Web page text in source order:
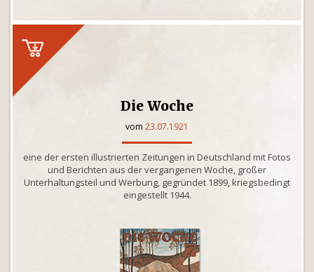
Die Woche
vom 23.07.1921
eine der ersten illustrierten Zeitungen in Deutschland mit Fotos
und Berichten aus der vergangenen Woche, großer
Unterhaltungsteil und Werbung, gegründet 1899, kriegsbedingt
eingestellt 1944.